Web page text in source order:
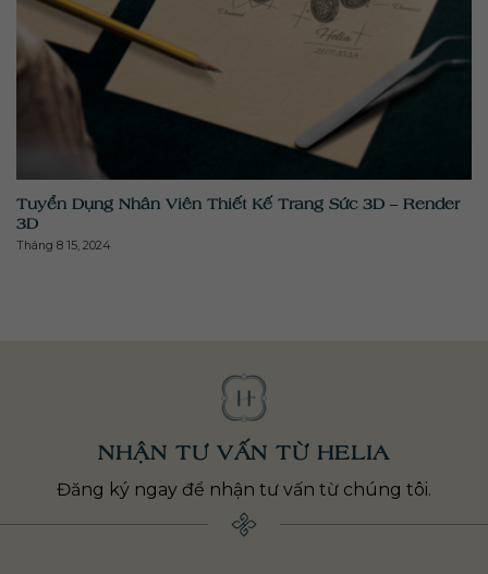
" class="attachment-medium size-medium wp-post-
image" alt="" >
Tuyển Dụng Nhân Viên Thiết Kế Trang Sức 3D – Render
3D
Tháng 8 15, 2024
NHẬN TƯ VẤN TỪ HELIA
Đăng ký ngay để nhận tư vấn từ chúng tôi.